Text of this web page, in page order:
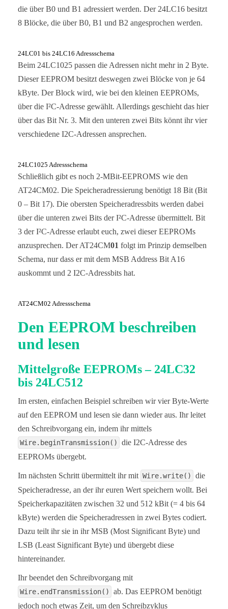
die über B0 und B1 adressiert werden. Der 24LC16 besitzt
8 Blöcke, die über B0, B1 und B2 angesprochen werden.
24LC01 bis 24LC16 Adressschema
Beim 24LC1025 passen die Adressen nicht mehr in 2 Byte.
Dieser EEPROM besitzt deswegen zwei Blöcke von je 64
kByte. Der Block wird, wie bei den kleinen EEPROMs,
über die I²C-Adresse gewählt. Allerdings geschieht das hier
über das Bit Nr. 3. Mit den unteren zwei Bits könnt ihr vier
verschiedene I2C-Adressen ansprechen.
24LC1025 Adressschema
Schließlich gibt es noch 2-MBit-EEPROMS wie den
AT24CM02. Die Speicheradressierung benötigt 18 Bit (Bit
0 – Bit 17). Die obersten Speicheradressbits werden dabei
über die unteren zwei Bits der I²C-Adresse übermittelt. Bit
3 der I²C-Adresse erlaubt euch, zwei dieser EEPROMs
anzusprechen. Der AT24CM01 folgt im Prinzip demselben
Schema, nur dass er mit dem MSB Address Bit A16
auskommt und 2 I2C-Adressbits hat.
AT24CM02 Adressschema
Den EEPROM beschreiben
und lesen
Mittelgroße EEPROMs – 24LC32
bis 24LC512
Im ersten, einfachen Beispiel schreiben wir vier Byte-Werte
auf den EEPROM und lesen sie dann wieder aus. Ihr leitet
den Schreibvorgang ein, indem ihr mittels
Wire.beginTransmission()
die I2C-Adresse des
EEPROMs übergebt.
Im nächsten Schritt übermittelt ihr mit Wire.write()
die
Speicheradresse, an der ihr euren Wert speichern wollt. Bei
Speicherkapazitäten zwischen 32 und 512 kBit (= 4 bis 64
kByte) werden die Speicheradressen in zwei Bytes codiert.
Dazu teilt ihr sie in ihr MSB (Most Significant Byte) und
LSB (Least Significant Byte) und übergebt diese
hintereinander.
Ihr beendet den Schreibvorgang mit
Wire.endTransmission()
ab. Das EEPROM benötigt
jedoch noch etwas Zeit, um den Schreibzyklus